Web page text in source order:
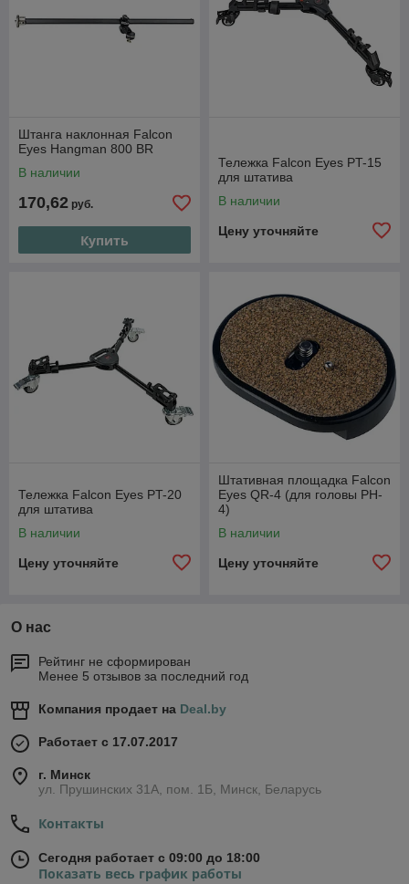
Штанга наклонная Falcon
Eyes Hangman 800 BR
В наличии
170,62 руб.
Купить
Тележка Falcon Eyes PT-15
для штатива
В наличии
Цену уточняйте
Тележка Falcon Eyes PT-20
для штатива
В наличии
Цену уточняйте
Штативная площадка Falcon
Eyes QR-4 (для головы PH-
4)
В наличии
Цену уточняйте
О нас
Рейтинг не сформирован
Менее 5 отзывов за последний год
Компания продает на Deal.by
Работает с 17.07.2017
г. Минск
ул. Прушинских 31А, пом. 1Б, Минск, Беларусь
Контакты
Сегодня работает с 09:00 до 18:00
Показать весь график работы